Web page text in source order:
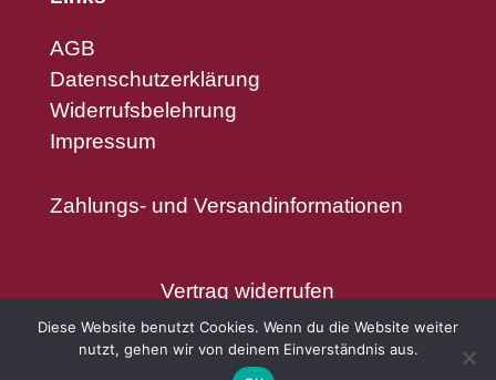
AGB
Datenschutzerklärung
Widerrufsbelehrung
Impressum
Zahlungs- und Versandinformationen
Vertrag widerrufen
Diese Website benutzt Cookies. Wenn du die Website weiter
nutzt, gehen wir von deinem Einverständnis aus.